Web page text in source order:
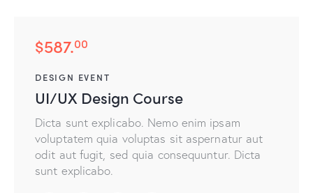
$587.00
DESIGN EVENT
UI/UX Design Course
Dicta sunt explicabo. Nemo enim ipsam
voluptatem quia voluptas sit aspernatur aut
odit aut fugit, sed quia consequuntur. Dicta
sunt explicabo.